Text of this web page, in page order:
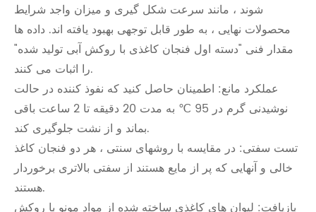
شوند ، مانند سرعت شکل گیری و میزان واجد شرایط
محصولات نهایی ، به طور قابل توجهی بهبود یافته اند. داده ها
مقدار فنی "دسته اول فنجان کاغذی با روکش آبی تولید شده"
را اثبات می کنند.
عملکرد مانع: اطمینان حاصل کنید که نفوذ کننده در حالت
نوشیدنی گرم در 95 ℃ به مدت 20 دقیقه تا 2 ساعت باقی
بماند و از نشت جلوگیری کند.
تست سفتی: در مقایسه با روشهای سنتی ، هر دو فنجان کاغذ
خالی و آنهایی که پر از مایع هستند از سفتی بالاتری برخوردار
هستند.
بازیافت: لیوان های کاغذی ساخته شده از مواد مونو با روکش